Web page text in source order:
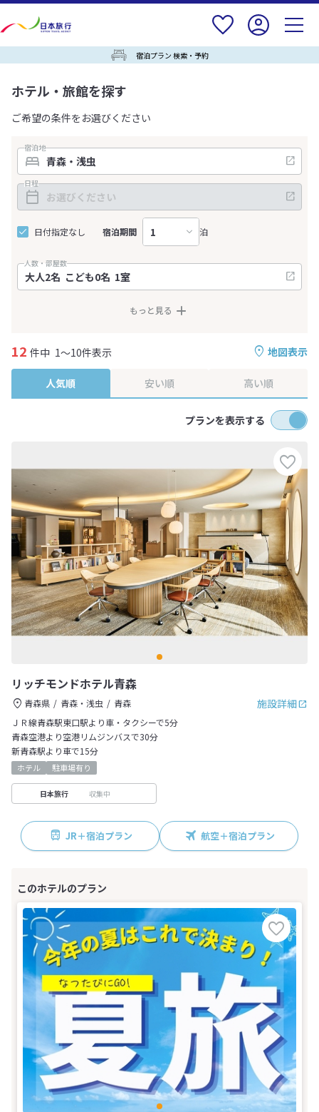
宿泊プラン 検索・予約
ホテル・旅館を探す
ご希望の条件をお選びください
宿泊地
日程
日付指定なし 宿泊期間 泊
人数・部屋数
もっと見る
地図表示
12 件中 1～10件表示
人気順 安い順 高い順
プランを表示する
リッチモンドホテル青森
施設詳細
青森県 青森・浅虫
青森
ＪＲ線青森駅東口駅より車・タクシーで5分
青森空港より空港リムジンバスで30分
新青森駅より車で15分
ホテル 駐車場有り
日本旅行 収集中
JR＋宿泊プラン 航空＋宿泊プラン